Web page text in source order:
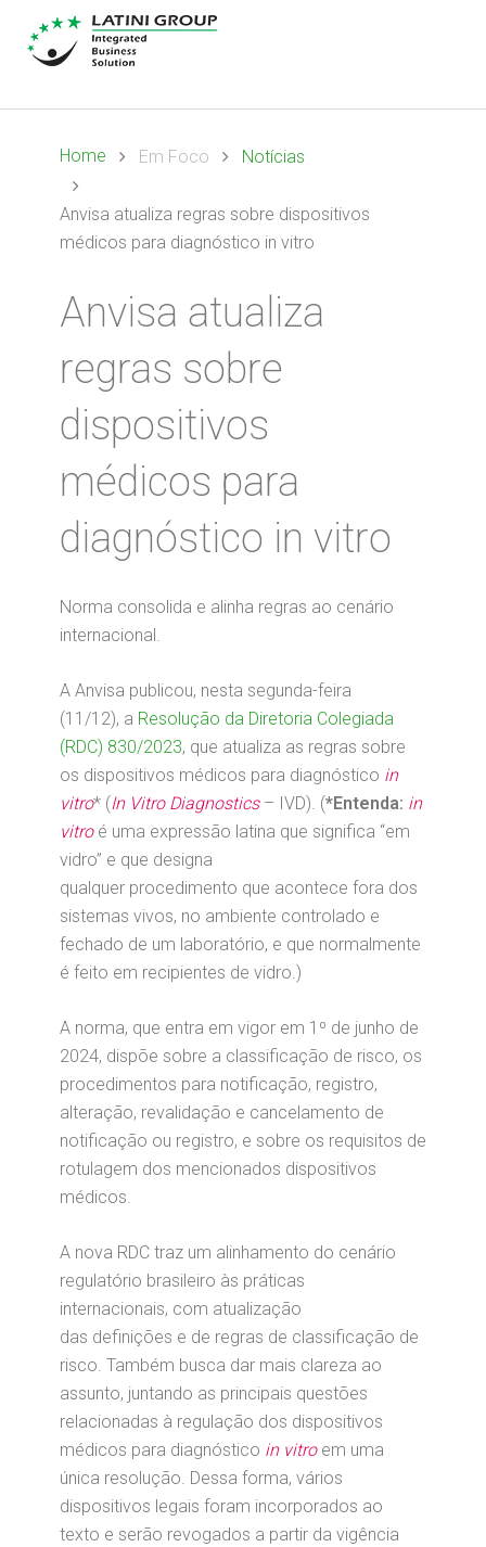
Home Em Foco Notícias
Anvisa atualiza regras sobre dispositivos
médicos para diagnóstico in vitro
Anvisa atualiza
regras sobre
dispositivos
médicos para
diagnóstico in vitro
Norma consolida e alinha regras ao cenário
internacional.
A Anvisa publicou, nesta segunda-feira
(11/12), a Resolução da Diretoria Colegiada
(RDC) 830/2023, que atualiza as regras sobre
os dispositivos médicos para diagnóstico in
vitro* (In Vitro Diagnostics– IVD). (*Entenda: in
vitroé uma expressão latina que significa “em
vidro” e que designa
qualquer procedimento que acontece fora dos
sistemas vivos, no ambiente controlado e
fechado de um laboratório, e que normalmente
é feito em recipientes de vidro.)
A norma, que entra em vigor em 1º de junho de
2024, dispõe sobre a classificação de risco, os
procedimentos para notificação, registro,
alteração, revalidação e cancelamento de
notificação ou registro, e sobre os requisitos de
rotulagem dos mencionados dispositivos
médicos.
A nova RDC traz um alinhamento do cenário
regulatório brasileiro às práticas
internacionais, com atualização
das definições e de regras de classificação de
risco. Também busca dar mais clareza ao
assunto, juntando as principais questões
relacionadas à regulação dos dispositivos
médicos para diagnóstico in vitroem uma
única resolução. Dessa forma, vários
dispositivos legais foram incorporados ao
texto e serão revogados a partir da vigência